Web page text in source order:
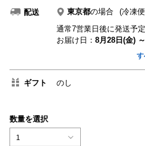
配送 東京都の場合
(冷凍
通常7営業日後に発送予定
お届け日： 8月28日(金) ～
ギフト のし
数量を選択
1